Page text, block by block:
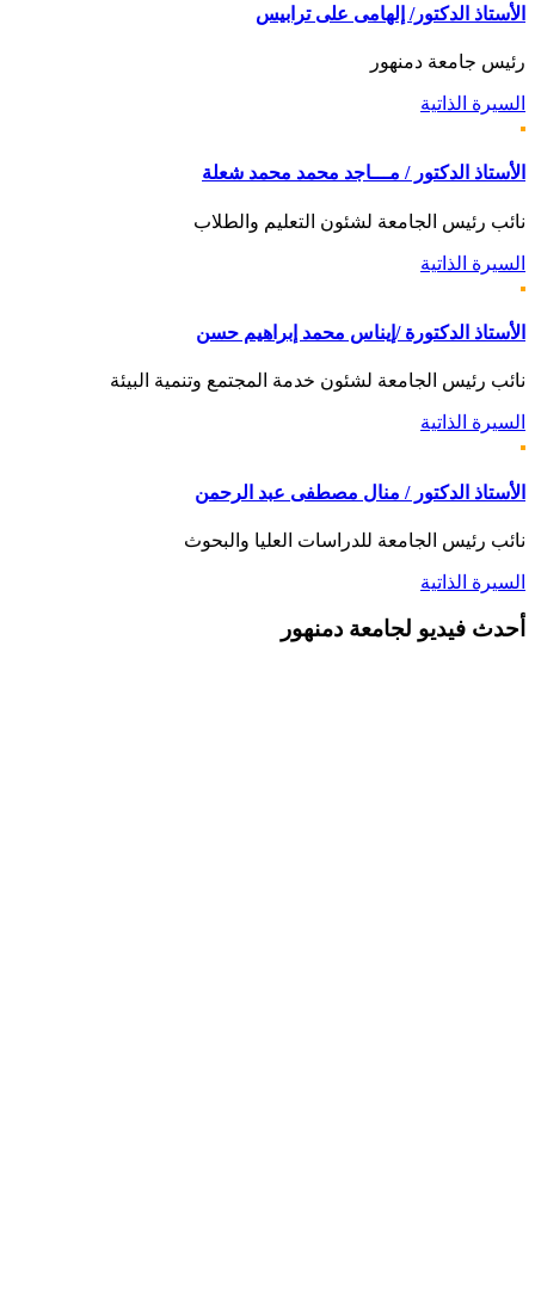
الأستاذ الدكتور/ إلهامى على ترابيس
رئيس جامعة دمنهور
السيرة الذاتية
الأستاذ الدكتور / مـــاجد محمد محمد شعلة
نائب رئيس الجامعة لشئون التعليم والطلاب
السيرة الذاتية
الأستاذ الدكتورة /إيناس محمد إبراهيم حسن
نائب رئيس الجامعة لشئون خدمة المجتمع وتنمية البيئة
السيرة الذاتية
الأستاذ الدكتور / منال مصطفى عبد الرحمن
نائب رئيس الجامعة للدراسات العليا والبحوث
السيرة الذاتية
أحدث فيديو لجامعة دمنهور